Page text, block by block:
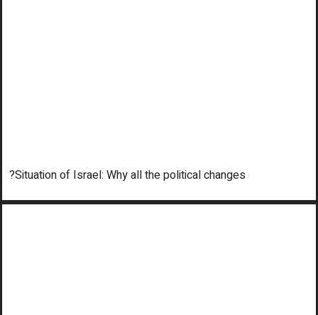
Situation of Israel: Why all the political changes?